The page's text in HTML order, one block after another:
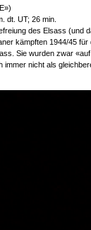
)
dt. UT; 26 min.
des Elsass (und
kämpften 1944/45 für
Sie wurden zwar
nicht als